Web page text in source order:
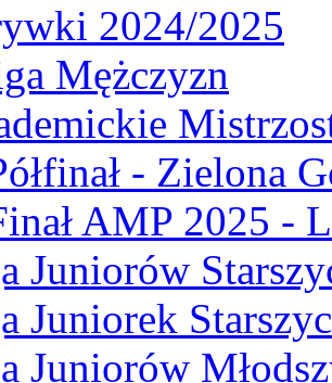
2024/2025
Mężczyzn
- Zielona
AMP 2025 -
Juniorów
Juniorek
Juniorów